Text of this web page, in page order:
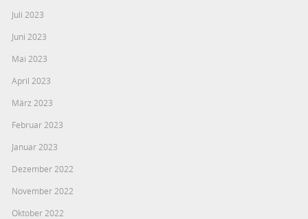
Juli 2023
Juni 2023
Mai 2023
April 2023
März 2023
Februar 2023
Januar 2023
Dezember 2022
November 2022
Oktober 2022